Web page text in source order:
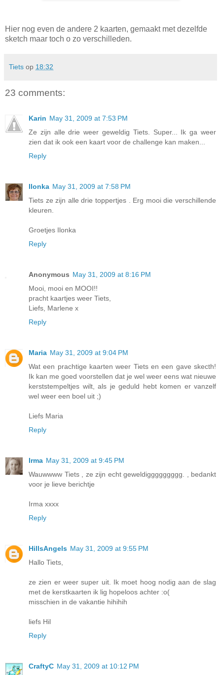
Hier nog even de andere 2 kaarten, gemaakt met dezelfde
sketch maar toch o zo verschilleden.
Tiets op 18:32
23 comments:
Karin May 31, 2009 at 7:53 PM
Ze zijn alle drie weer geweldig Tiets. Super... Ik ga weer
zien dat ik ook een kaart voor de challenge kan maken...
Reply
Ilonka May 31, 2009 at 7:58 PM
Tiets ze zijn alle drie toppertjes . Erg mooi die verschillende
kleuren.
Groetjes Ilonka
Reply
Anonymous May 31, 2009 at 8:16 PM
Mooi, mooi en MOOI!!
pracht kaartjes weer Tiets,
Liefs, Marlene x
Reply
Maria May 31, 2009 at 9:04 PM
Wat een prachtige kaarten weer Tiets en een gave skecth!
Ik kan me goed voorstellen dat je wel weer eens wat nieuwe
kerststempeltjes wilt, als je geduld hebt komen er vanzelf
wel weer een boel uit ;)
Liefs Maria
Reply
Irma May 31, 2009 at 9:45 PM
Wauwwww Tiets , ze zijn echt geweldiggggggggg. , bedankt
voor je lieve berichtje
Irma xxxx
Reply
HillsAngels May 31, 2009 at 9:55 PM
Hallo Tiets,
ze zien er weer super uit. Ik moet hoog nodig aan de slag
met de kerstkaarten ik lig hopeloos achter :o(
misschien in de vakantie hihihih
liefs Hil
Reply
CraftyC May 31, 2009 at 10:12 PM